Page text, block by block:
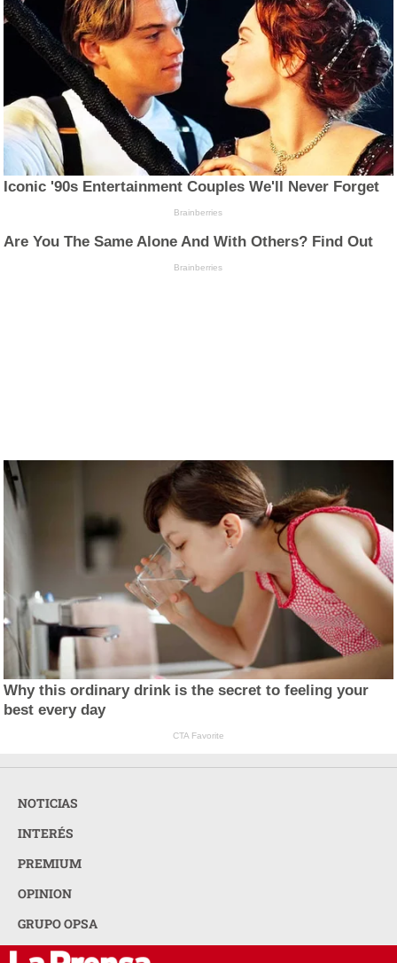
Iconic '90s Entertainment Couples We'll Never Forget
Brainberries
Are You The Same Alone And With Others? Find Out
Brainberries
Why this ordinary drink is the secret to feeling your
best every day
CTA Favorite
NOTICIAS
INTERÉS
PREMIUM
OPINION
GRUPO OPSA